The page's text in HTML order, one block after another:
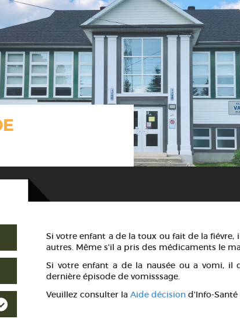
Si votre enfant a de la toux ou fait de la
autres. Même s'il a pris des médicaments le
Si votre enfant a de la nausée ou a vomi, il
dernière épisode de vomisssage.
Veuillez consulter la Aide décisiond'Info-Santé